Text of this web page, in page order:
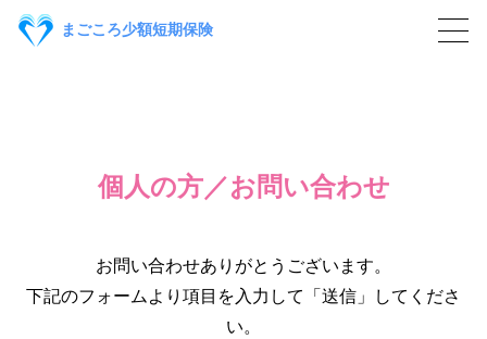
まごころ少額短期保険保険商品
会社情報
よくあるご質問
お問い合わせ
個人の方／お問い合わせ
お問い合わせありがとうございます。
下記のフォームより項目を入力して「送信」してくださ
い。